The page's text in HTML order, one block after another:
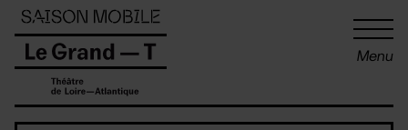
Menu
Panneau de gestion des cookies